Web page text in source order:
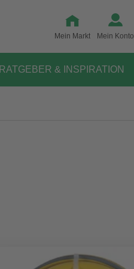
Mein Markt Mein Konto
RATGEBER & INSPIRATION